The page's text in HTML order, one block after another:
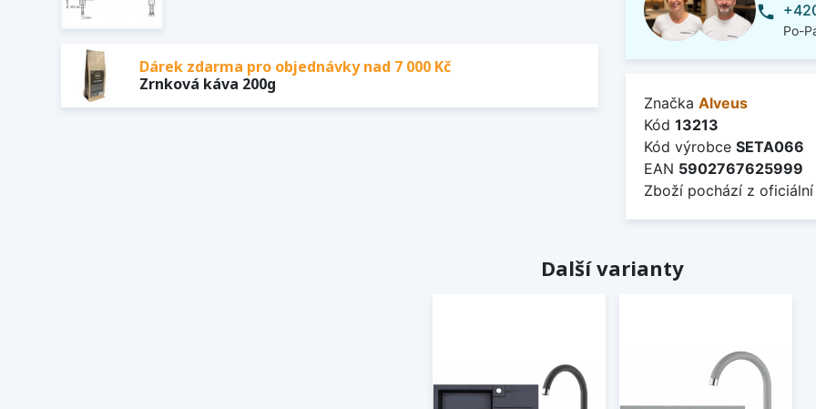
Dárek zdarma pro objednávky nad 7 000 Kč
Zrnková káva 200g
phone
Po-
Značka Alveus
Kód 13213
Kód výrobce SETA066
EAN 5902767625999
Zboží pochází z
Další varianty